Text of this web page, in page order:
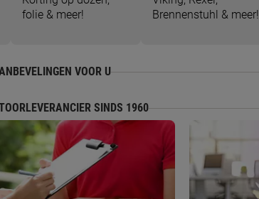
VOOR U
folie & meer!
Brennenstuhl & meer!
SINDS 1960